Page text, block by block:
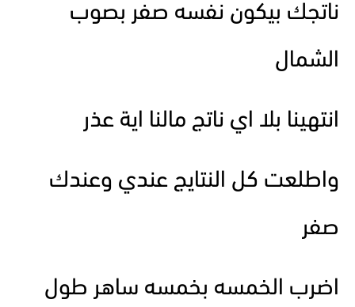
ناتجك بيكون نفسه صفر بصوب
الشمال
انتهينا بلا اي ناتج مالنا اية عذر
واطلعت كل النتايج عندي وعندك
صفر
اضرب الخمسه بخمسه ساهر طول